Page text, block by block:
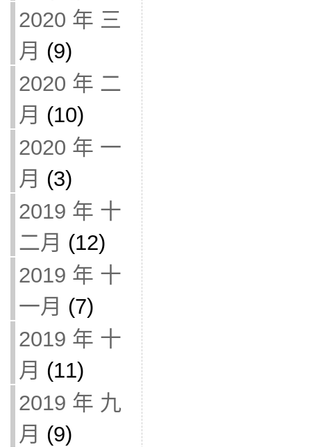
2020 年 三
月 (9)
2020 年 二
月 (10)
2020 年 一
月 (3)
2019 年 十
二月 (12)
2019 年 十
一月 (7)
2019 年 十
月 (11)
2019 年 九
月 (9)